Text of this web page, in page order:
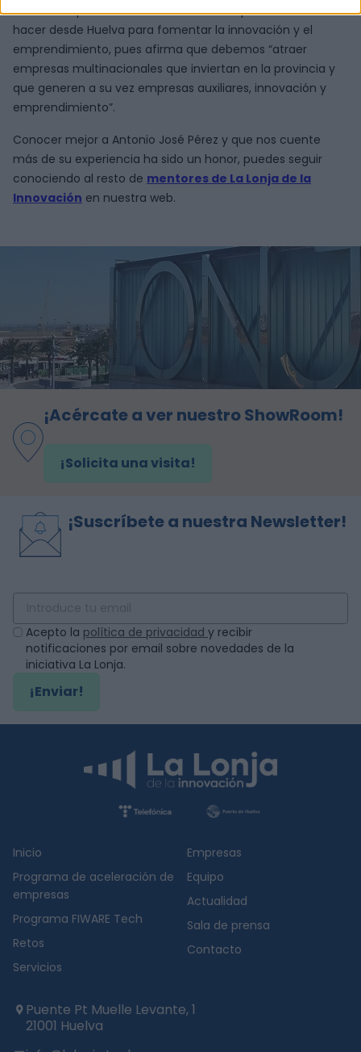
considera que todo esto no es lo único que se necesita
hacer desde Huelva para fomentar la innovación y el
emprendimiento, pues afirma que debemos “atraer
empresas multinacionales que inviertan en la provincia y
que generen a su vez empresas auxiliares, innovación y
emprendimiento”.
Conocer mejor a Antonio José Pérez y que nos cuente
más de su experiencia ha sido un honor, puedes seguir
conociendo al resto de mentores de La Lonja de la
Innovación en nuestra web.
¡Acércate a ver nuestro ShowRoom!
¡Solicita una visita!
¡Suscríbete a nuestra Newsletter!
Acepto la política de privacidad y recibir
notificaciones por email sobre novedades de la
iniciativa La Lonja.
¡Enviar!
Inicio
Programa de aceleración de
empresas
Programa FIWARE Tech
Retos
Servicios
Empresas
Equipo
Actualidad
Sala de prensa
Contacto
Puente Pt Muelle Levante, 1
21001 Huelva